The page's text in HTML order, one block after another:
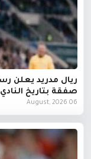
صفقة بتاريخ النادي
06 August, 2026